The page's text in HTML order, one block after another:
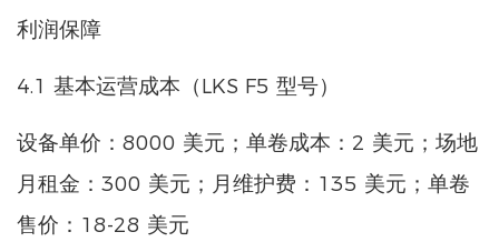
利润保障
4.1 基本运营成本（LKS F5 型号）
设备单价：8000 美元；单卷成本：2 美元；场地
月租金：300 美元；月维护费：135 美元；单卷
售价：18-28 美元